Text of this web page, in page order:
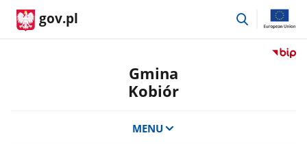
gov.pl
przejdź
Przejdź
Gmina
Kobiór
MENU